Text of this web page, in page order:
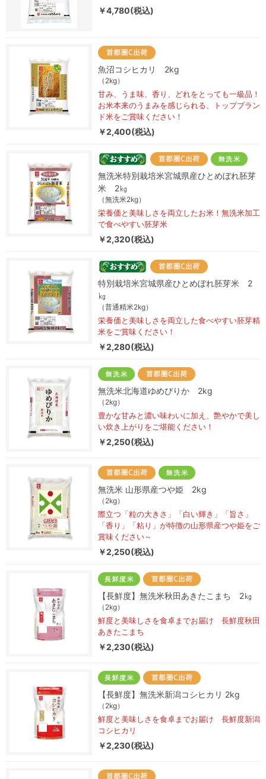
￥4,780(税込)
魚沼コシヒカリ 2kg
（2kg）
甘み、うま味、香り、どれをとっても一級品！
お米本来のうまみを感じられる、トップブラン
ド米をご賞味ください！
￥2,400(税込)
無洗米特別栽培米宮城県産ひとめぼれ胚芽
米 2㎏
（無洗米2kg）
栄養価と美味しさを両立したお米！無洗米加工
で食べやすい胚芽米
￥2,320(税込)
特別栽培米宮城県産ひとめぼれ胚芽米 2
㎏
（普通精米2kg）
栄養価と美味しさを両立した食べやすい胚芽精
米をご賞味ください！
￥2,280(税込)
無洗米北海道ゆめぴりか 2kg
（2kg）
豊かな甘みと濃い味わいに加え、艶やかで美し
い炊き上がりをご堪能ください！
￥2,250(税込)
無洗米 山形県産つや姫 2kg
（2kg）
際立つ「粒の大きさ」「白い輝き」「旨さ」
「香り」「粘り」が特徴の山形県産つや姫をご
賞味ください～
￥2,250(税込)
【長鮮度】無洗米秋田あきたこまち 2㎏
（2kg）
鮮度と美味しさを食卓までお届け 長鮮度秋田
あきたこまち
￥2,230(税込)
【長鮮度】無洗米新潟コシヒカリ 2kg
（2kg）
鮮度と美味しさを食卓までお届け 長鮮度新潟
コシヒカリ
￥2,230(税込)